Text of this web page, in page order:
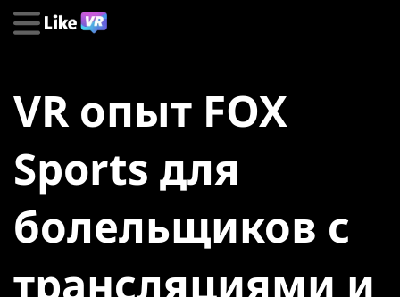
VR опыт FOX
Sports для
болельщиков с
трансляциями и